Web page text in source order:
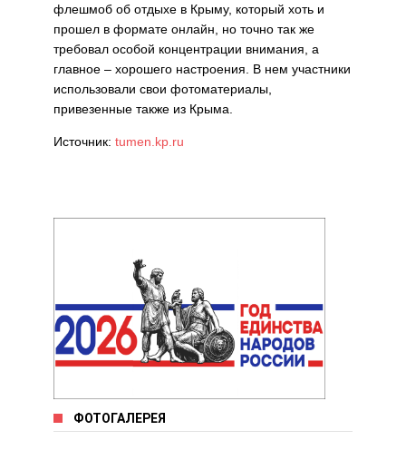
флешмоб об отдыхе в Крыму, который хоть и
прошел в формате онлайн, но точно так же
требовал особой концентрации внимания, а
главное – хорошего настроения. В нем участники
использовали свои фотоматериалы,
привезенные также из Крыма.
Источник: tumen.kp.ru
ФОТОГАЛЕРЕЯ